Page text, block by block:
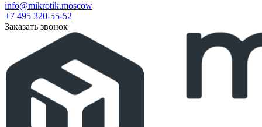
info@mikrotik.moscow
+7 495 320-55-52
Заказать звонок